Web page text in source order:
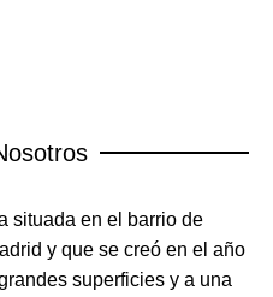
situada en el barrio de
y que se creó en el año
superficies y a una